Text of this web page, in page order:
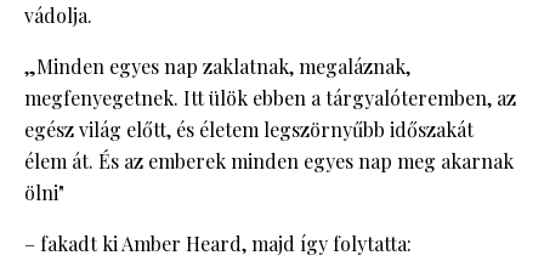
vádolja.
„Minden egyes nap zaklatnak, megaláznak,
megfenyegetnek. Itt ülök ebben a tárgyalóteremben, az
egész világ előtt, és életem legszörnyűbb időszakát
élem át. És az emberek minden egyes nap meg akarnak
ölni"
– fakadt ki Amber Heard, majd így folytatta: